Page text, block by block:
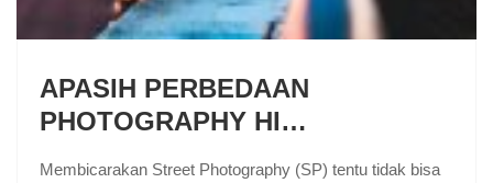
APASIH PERBEDAAN
PHOTOGRAPHY HI…
Membicarakan Street Photography (SP) tentu tidak bisa